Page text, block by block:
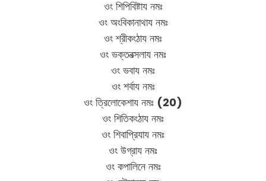
ওং শিপিবিষ্টায নমঃ
ওং অংবিকানাথায নমঃ
ওং শ্রীকংঠায নমঃ
ওং ভক্তবত্সলায নমঃ
ওং ভবায নমঃ
ওং শর্বায নমঃ
ওং ত্রিলোকেশায নমঃ (20)
ওং শিতিকংঠায নমঃ
ওং শিবাপ্রিযায নমঃ
ওং উগ্রায নমঃ
ওং কপালিনে নমঃ